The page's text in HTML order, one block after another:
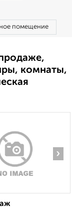
помещение
комнаты,
›